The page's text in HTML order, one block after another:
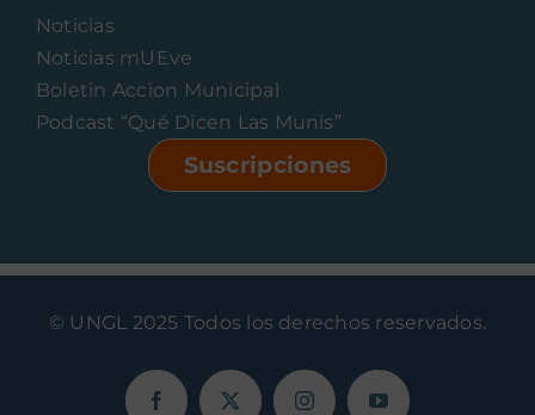
Noticias
Noticias mUEve
Boletin Accion Municipal
Podcast “Qué Dicen Las Munis”
Suscripciones
© UNGL 2025 Todos los derechos reservados.